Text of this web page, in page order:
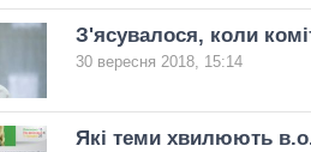
З'ясувалося, коли
30 вересня 2018, 15:14
Які теми хвилюють